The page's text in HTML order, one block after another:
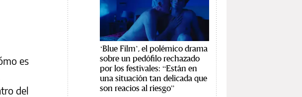
es
del
‘Blue Film’, el polémico drama
sobre un pedófilo rechazado
por los festivales: “Están en
una situación tan delicada que
son reacios al riesgo”